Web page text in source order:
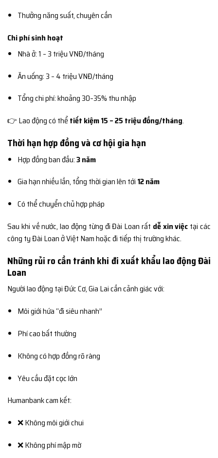
Thưởng năng suất, chuyên cần
Chi phí sinh hoạt
Nhà ở: 1 – 3 triệu VNĐ/tháng
Ăn uống: 3 – 4 triệu VNĐ/tháng
Tổng chi phí: khoảng 30–35% thu nhập
👉 Lao động có thể tiết kiệm 15 – 25 triệu đồng/tháng.
Thời hạn hợp đồng và cơ hội gia hạn
Hợp đồng ban đầu:3 năm
Gia hạn nhiều lần, tổng thời gian lên tới 12 năm
Có thể chuyển chủ hợp pháp
Sau khi về nước, lao động từng đi Đài Loan rất dễ xin việc tại các
công ty Đài Loan ở Việt Nam hoặc đi tiếp thị trường khác.
Những rủi ro cần tránh khi đi xuất khẩu lao động Đài
Loan
Người lao động tại Đức Cơ, Gia Lai cần cảnh giác với:
Môi giới hứa “đi siêu nhanh”
Phí cao bất thường
Không có hợp đồng rõ ràng
Yêu cầu đặt cọc lớn
Humanbank cam kết:
❌ Không môi giới chui
❌ Không phí mập mờ